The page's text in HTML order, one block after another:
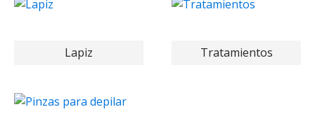
Lapiz Tratamientos